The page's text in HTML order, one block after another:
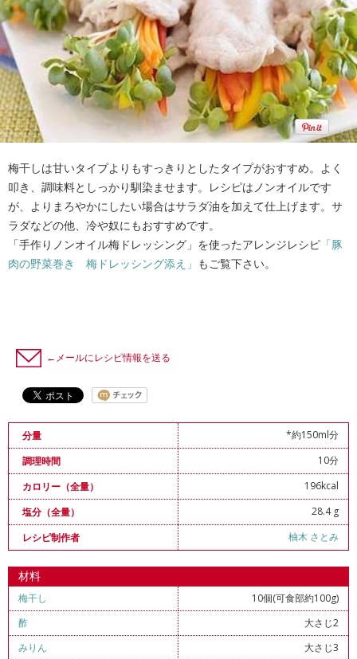
梅干しは甘いタイプよりもすっきりとしたタイプがおすすめ。よく
叩き、調味料としっかり馴染ませます。レシピはノンオイルです
が、よりまろやかにしたい場合はサラダ油を加えて仕上げます。サ
ラダなどの他、冷や奴にもおすすめです。
「手作りノンオイル梅ドレッシング」を使ったアレンジレシピ 「豚
肉の野菜巻き 梅ドレッシング添え」 もご覧下さい。
←メールにレシピ情報を送る
分量
*約150ml分
調理時間
10分
カロリー（全量）
196kcal
塩分（全量）
28.4 g
レシピ制作者
柚木 さとみ
材料
梅干し
10個(可食部約100g)
酢
大さじ2
みりん
大さじ3